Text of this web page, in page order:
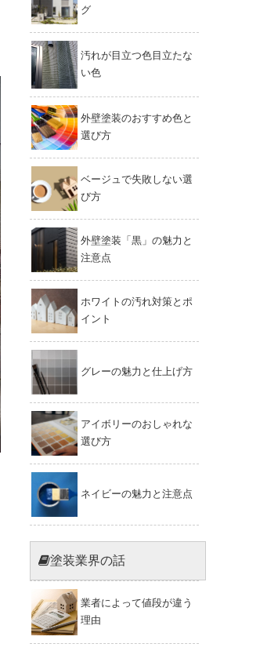
グ
汚れが目立つ色目立たな
い色
外壁塗装のおすすめ色と
選び方
ベージュで失敗しない選
び方
外壁塗装「黒」の魅力と
注意点
ホワイトの汚れ対策とポ
イント
グレーの魅力と仕上げ方
アイボリーのおしゃれな
選び方
ネイビーの魅力と注意点
塗装業界の話
業者によって値段が違う
理由